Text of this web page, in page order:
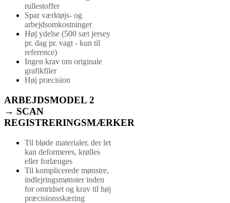
rullestoffer
Spar værktøjs- og
arbejdsomkostninger
Høj ydelse (500 sæt jersey
pr. dag pr. vagt - kun til
reference)
Ingen krav om originale
grafikfiler
Høj præcision
ARBEJDSMODEL 2
→ SCAN
REGISTRERINGSMÆRKER
Til bløde materialer, der let
kan deformeres, krølles
eller forlænges
Til komplicerede mønstre,
indlejringsmønster inden
for omridset og krav til høj
præcisionsskæring